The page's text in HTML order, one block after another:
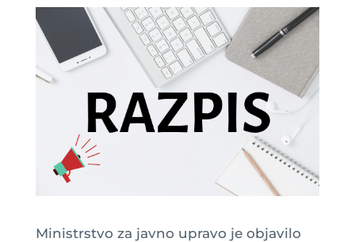
Ministrstvo za javno upravo je objavilo